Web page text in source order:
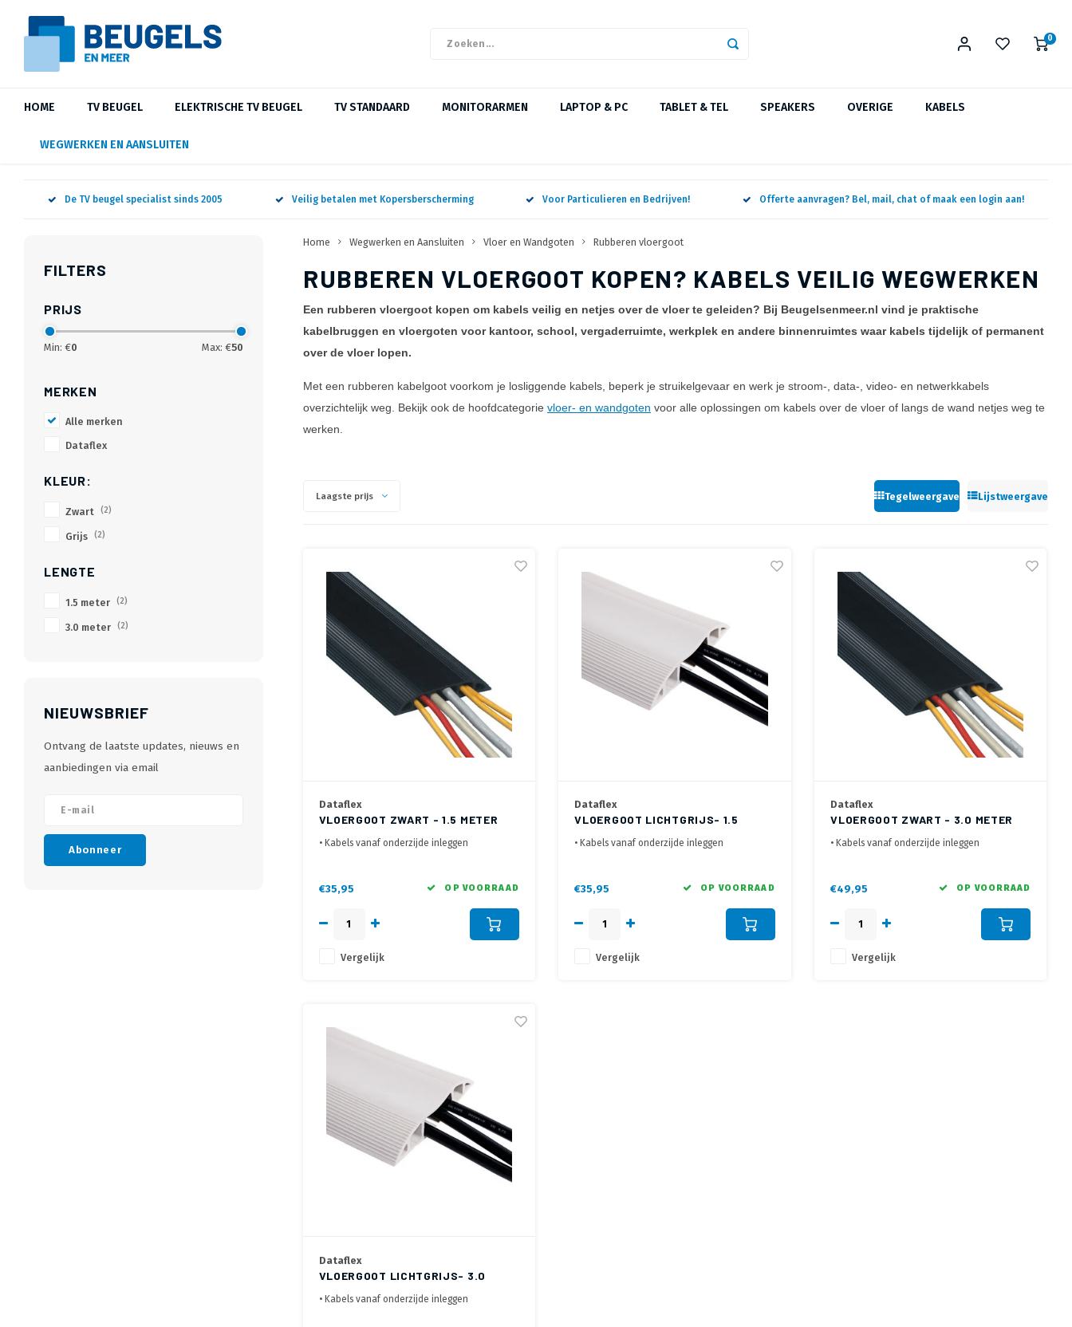
0
HOME TV BEUGEL ELEKTRISCHE TV BEUGEL TV STANDAARD MONITORARMEN LAPTOP & PC TABLET & TEL SPEAKERS OVERIGE KABELS
WEGWERKEN EN AANSLUITEN
De TV beugel specialist sinds 2005 Veilig betalen met Kopersberscherming Voor Particulieren en Bedrijven! Offerte aanvragen? Bel, mail, chat of maak een login aan!
FILTERS
PRIJS
Min: €0 Max: €50
MERKEN
Alle merken
Dataflex
KLEUR:
Zwart (2)
Grijs (2)
LENGTE
1.5 meter (2)
3.0 meter (2)
NIEUWSBRIEF
Ontvang de laatste updates, nieuws en
aanbiedingen via email
Abonneer
Home Wegwerken en Aansluiten Vloer en Wandgoten Rubberen vloergoot
RUBBEREN VLOERGOOT KOPEN? KABELS VEILIG WEGWERKEN
Een rubberen vloergoot kopen om kabels veilig en netjes over de vloer te geleiden? Bij Beugelsenmeer.nl vind je praktische
kabelbruggen en vloergoten voor kantoor, school, vergaderruimte, werkplek en andere binnenruimtes waar kabels tijdelijk of permanent
over de vloer lopen.
Met een rubberen kabelgoot voorkom je losliggende kabels, beperk je struikelgevaar en werk je stroom-, data-, video- en netwerkkabels
overzichtelijk weg. Bekijk ook de hoofdcategorie vloer- en wandgoten voor alle oplossingen om kabels over de vloer of langs de wand netjes weg te
werken.
Laagste prijs Tegelweergave Lijstweergave
Dataflex
VLOERGOOT ZWART - 1.5 METER
• Kabels vanaf onderzijde inleggen
• Eenvoudig aan de vloer te bevestigen met
€35,95 OP VOORRAAD
Vergelijk
Dataflex
VLOERGOOT LICHTGRIJS- 1.5
METER
• Kabels vanaf onderzijde inleggen
• Eenvoudig aan de vloer te bevestigen met
€35,95 OP VOORRAAD
Vergelijk
Dataflex
VLOERGOOT ZWART - 3.0 METER
• Kabels vanaf onderzijde inleggen
• Eenvoudig aan de vloer te bevestigen met
€49,95 OP VOORRAAD
Vergelijk
Dataflex
VLOERGOOT LICHTGRIJS- 3.0
METER
• Kabels vanaf onderzijde inleggen